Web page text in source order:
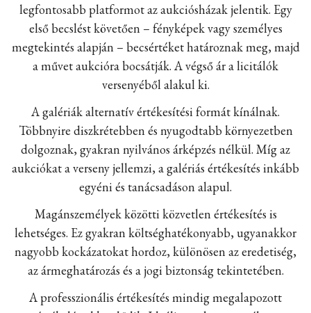
legfontosabb platformot az aukciósházak jelentik. Egy
első becslést követően – fényképek vagy személyes
megtekintés alapján – becsértéket határoznak meg, majd
a művet aukcióra bocsátják. A végső ár a licitálók
versenyéből alakul ki.
A galériák alternatív értékesítési formát kínálnak.
Többnyire diszkrétebben és nyugodtabb környezetben
dolgoznak, gyakran nyilvános árképzés nélkül. Míg az
aukciókat a verseny jellemzi, a galériás értékesítés inkább
egyéni és tanácsadáson alapul.
Magánszemélyek közötti közvetlen értékesítés is
lehetséges. Ez gyakran költséghatékonyabb, ugyanakkor
nagyobb kockázatokat hordoz, különösen az eredetiség,
az ármeghatározás és a jogi biztonság tekintetében.
A professzionális értékesítés mindig megalapozott